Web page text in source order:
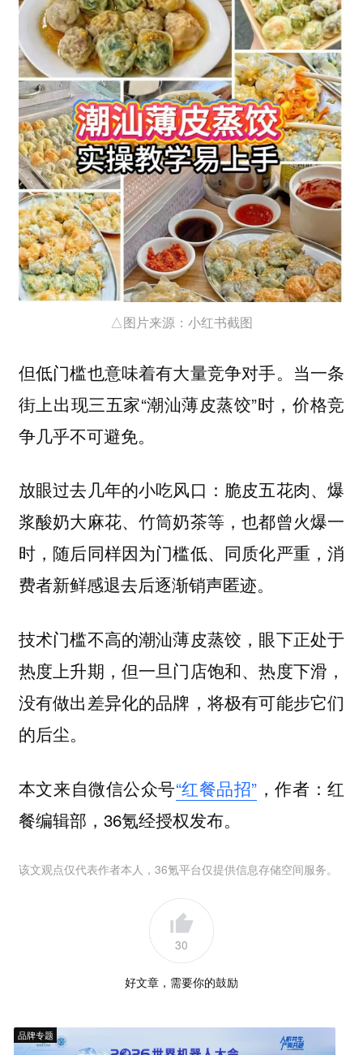
△图片来源：小红书截图
但低门槛也意味着有大量竞争对手。当一条
街上出现三五家“潮汕薄皮蒸饺”时，价格竞
争几乎不可避免。
放眼过去几年的小吃风口：脆皮五花肉、爆
浆酸奶大麻花、竹筒奶茶等，也都曾火爆一
时，随后同样因为门槛低、同质化严重，消
费者新鲜感退去后逐渐销声匿迹。
技术门槛不高的潮汕薄皮蒸饺，眼下正处于
热度上升期，但一旦门店饱和、热度下滑，
没有做出差异化的品牌，将极有可能步它们
的后尘。
本文来自微信公众号“红餐品招” ，作者：红
餐编辑部，36氪经授权发布。
该文观点仅代表作者本人，36氪平台仅提供信息存储空间服务。
30
好文章，需要你的鼓励
品牌专题